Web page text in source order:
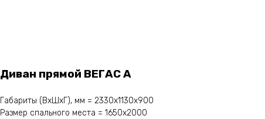
Диван прямой ВЕГАС А
Габариты (ВхШхГ), мм = 2330х1130х900
Размер спального места = 1650х2000